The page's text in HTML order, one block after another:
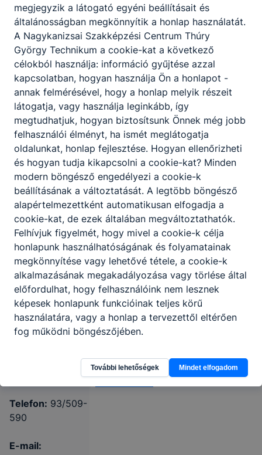
Nagykanizsai
SzC Thúry
György
Technikum
8800 Nagykanizsa,
KRÉTA
Telefon: 93/509-
590
E-mail:
megjegyzik a látogató egyéni beállításait és
általánosságban megkönnyítik a honlap használatát.
A Nagykanizsai Szakképzési Centrum Thúry
György Technikum a cookie-kat a következő
célokból használja: információ gyűjtése azzal
kapcsolatban, hogyan használja Ön a honlapot -
annak felmérésével, hogy a honlap melyik részeit
látogatja, vagy használja leginkább, így
megtudhatjuk, hogyan biztosítsunk Önnek még jobb
felhasználói élményt, ha ismét meglátogatja
oldalunkat, honlap fejlesztése. Hogyan ellenőrizheti
és hogyan tudja kikapcsolni a cookie-kat? Minden
modern böngésző engedélyezi a cookie-k
beállításának a változtatását. A legtöbb böngésző
alapértelmezettként automatikusan elfogadja a
cookie-kat, de ezek általában megváltoztathatók.
Felhívjuk figyelmét, hogy mivel a cookie-k célja
honlapunk használhatóságának és folyamatainak
megkönnyítése vagy lehetővé tétele, a cookie-k
alkalmazásának megakadályozása vagy törlése által
előfordulhat, hogy felhasználóink nem lesznek
képesek honlapunk funkcióinak teljes körű
használatára, vagy a honlap a tervezettől eltérően
fog működni böngészőjében.
További lehetőségek Mindet elfogadom